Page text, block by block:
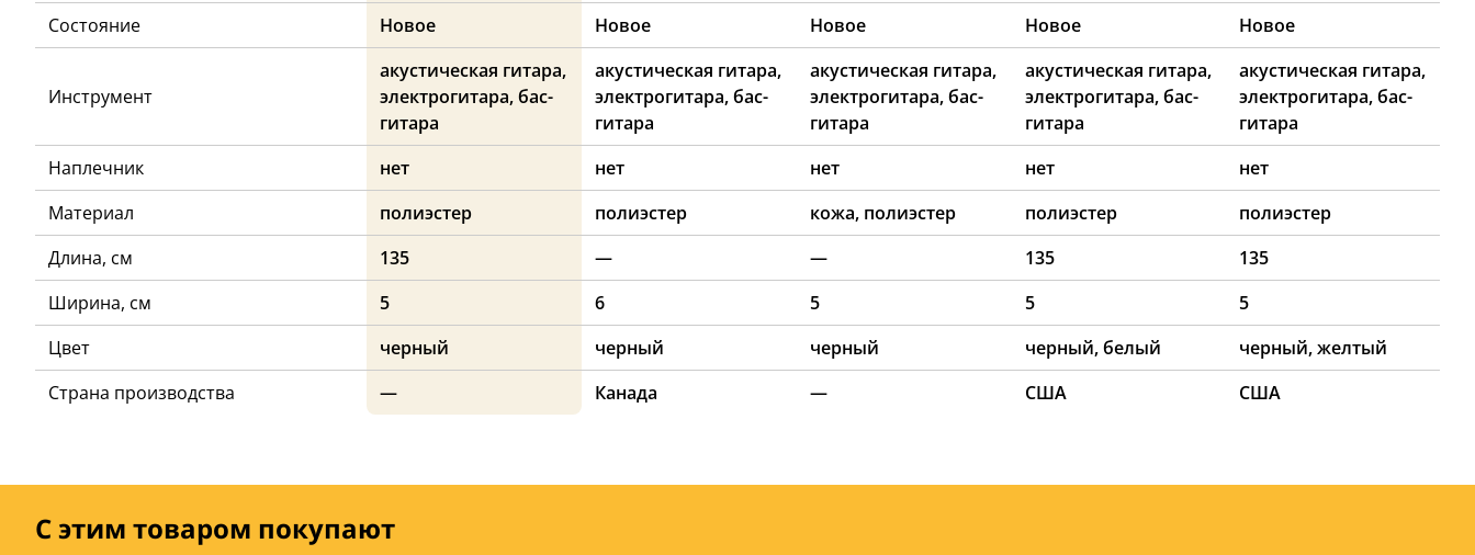
Состояние
Новое Новое Новое Новое Новое
Инструмент
акустическая гитара,
электрогитара, бас-
гитара
акустическая гитара,
электрогитара, бас-
гитара
акустическая гитара,
электрогитара, бас-
гитара
акустическая гитара,
электрогитара, бас-
гитара
акустическая гитара,
электрогитара, бас-
гитара
Наплечник
нет нет нет нет
нет
Материал
полиэстер полиэстер кожа, полиэстер полиэстер
полиэстер
Длина, см
135 — — 135
135
Ширина, см
5 6 5 5
5
Цвет
черный черный черный черный, белый
черный, желтый
Страна производства
— Канада — США США
С этим товаром покупают